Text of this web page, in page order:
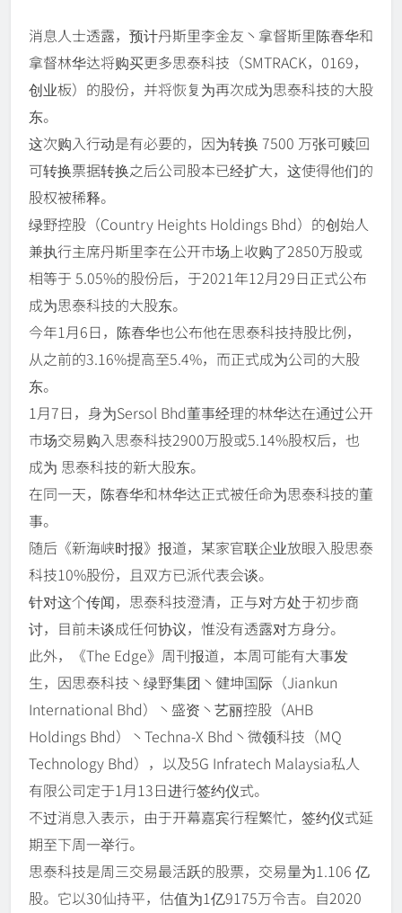
消息人士透露，预计丹斯里李金友丶拿督斯里陈春华和
拿督林华达将购买更多思泰科技（SMTRACK，0169，
创业板）的股份，并将恢复为再次成为思泰科技的大股
东。
这次购入行动是有必要的，因为转换 7500 万张可赎回
可转换票据转换之后公司股本已经扩大，这使得他们的
股权被稀释。
绿野控股（Country Heights Holdings Bhd）的创始人
兼执行主席丹斯里李在公开市场上收购了2850万股或
相等于 5.05%的股份后，于2021年12月29日正式公布
成为思泰科技的大股东。
今年1月6日，陈春华也公布他在思泰科技持股比例，
从之前的3.16%提高至5.4%，而正式成为公司的大股
东。
1月7日，身为Sersol Bhd董事经理的林华达在通过公开
市场交易购入思泰科技2900万股或5.14%股权后，也
成为 思泰科技的新大股东。
在同一天，陈春华和林华达正式被任命为思泰科技的董
事。
随后《新海峡时报》报道，某家官联企业放眼入股思泰
科技10%股份，且双方已派代表会谈。
针对这个传闻，思泰科技澄清，正与对方处于初步商
讨，目前未谈成任何协议，惟没有透露对方身分。
此外，《The Edge》周刊报道，本周可能有大事发
生，因思泰科技丶绿野集团丶健坤国际（Jiankun
International Bhd）丶盛资丶艺丽控股（AHB
Holdings Bhd）丶Techna-X Bhd丶微领科技（MQ
Technology Bhd），以及5G Infratech Malaysia私人
有限公司定于1月13日进行签约仪式。
不过消息入表示，由于开幕嘉宾行程繁忙，签约仪式延
期至下周一举行。
思泰科技是周三交易最活跃的股票，交易量为1.106 亿
股。它以30仙持平，估值为1亿9175万令吉。自2020